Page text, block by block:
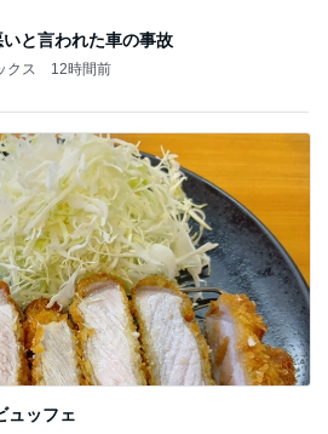
と言われた車の事故
クス 12時間前
ュッフェ